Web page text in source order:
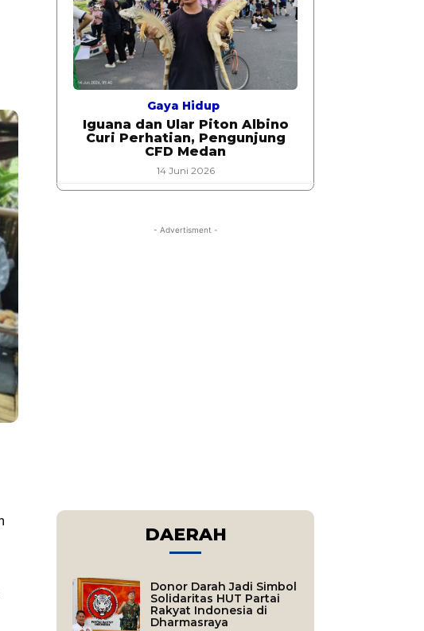
Gaya Hidup
Iguana dan Ular Piton Albino
Curi Perhatian, Pengunjung
CFD Medan
14 Juni 2026
- Advertisment -
DAERAH
Donor Darah Jadi Simbol
Solidaritas HUT Partai
Rakyat Indonesia di
Dharmasraya